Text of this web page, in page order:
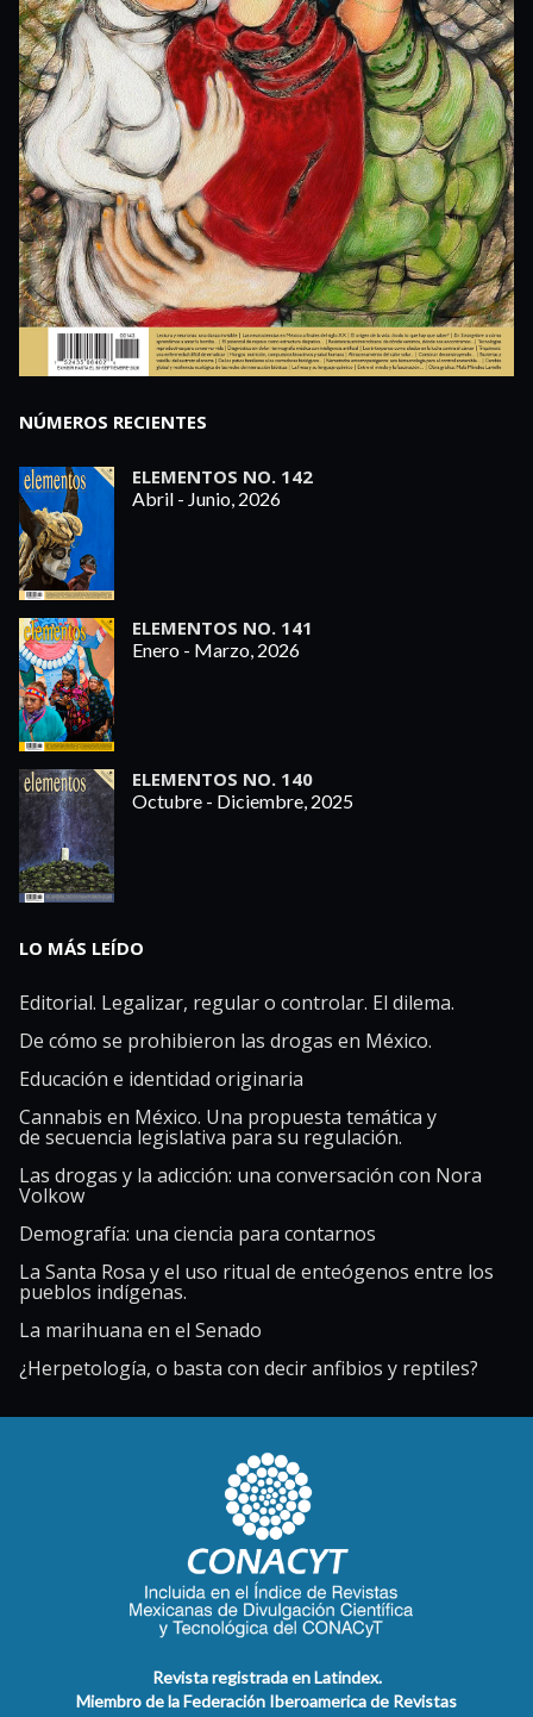
NÚMEROS RECIENTES
ELEMENTOS NO. 142
Abril - Junio, 2026
ELEMENTOS NO. 141
Enero - Marzo, 2026
ELEMENTOS NO. 140
Octubre - Diciembre, 2025
LO MÁS LEÍDO
Editorial. Legalizar, regular o controlar. El dilema.
De cómo se prohibieron las drogas en México.
Educación e identidad originaria
Cannabis en México. Una propuesta temática y
de secuencia legislativa para su regulación.
Las drogas y la adicción: una conversación con Nora
Volkow
Demografía: una ciencia para contarnos
La Santa Rosa y el uso ritual de enteógenos entre los
pueblos indígenas.
La marihuana en el Senado
¿Herpetología, o basta con decir anfibios y reptiles?
Revista registrada en Latindex.
Miembro de la Federación Iberoamerica de Revistas